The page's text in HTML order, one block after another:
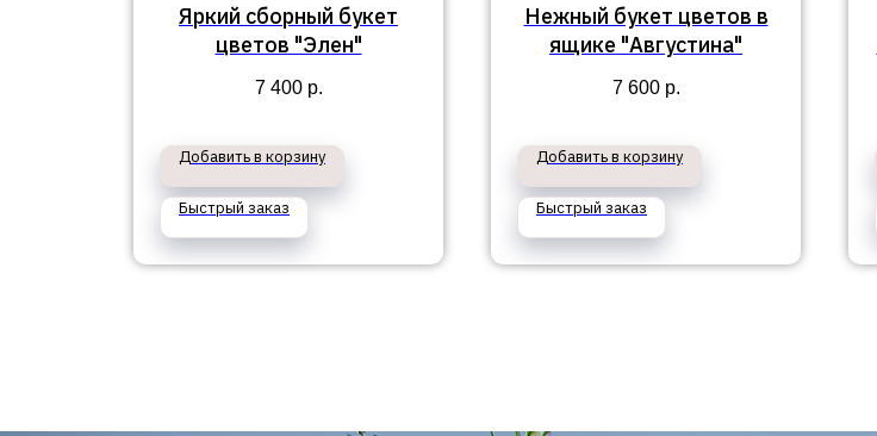
Яркий сборный букет
цветов "Элен"
7 400 р.
Добавить в корзину
Быстрый заказ
Нежный букет цветов в
ящике "Августина"
7 600 р.
Добавить в корзину
Быстрый заказ